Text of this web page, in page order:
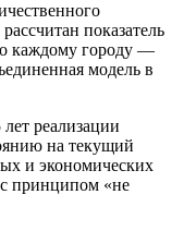
показатель
каждому городу —
модель в
реализации
на текущий
и экономических
с принципом «не